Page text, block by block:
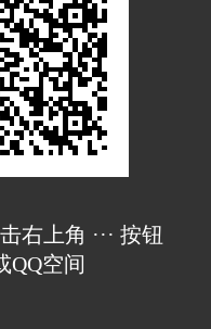
右上角 ··· 按钮
QQ空间